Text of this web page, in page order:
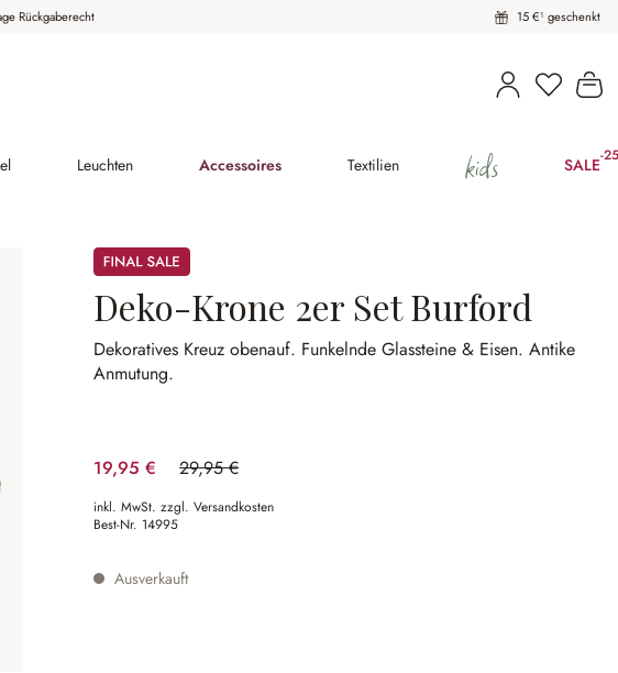
Rückgaberecht 15 €¹ geschenkt
Du hast
Leuchten Accessoires Textilien kids SALE-
Sale
Deko-Krone 2er Set Burford
Dekoratives Kreuz obenauf. Funkelnde Glassteine & Eisen.Antike
Anmutung.
19,95 € 29,95 €
(33.39% gespart)
inkl. MwSt. zzgl. Versandkosten
Best-Nr. 14995
Ausverkauft